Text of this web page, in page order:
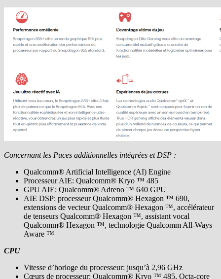
Concernant les Puces additionnelles intégrées et DSP :
Qualcomm® Artificial Intelligence (AI) Engine
Processeur AIE: Qualcomm® Kryo ™ 485
GPU AIE: Qualcomm® Adreno ™ 640 GPU
AIE DSP: processeur Qualcomm® Hexagon ™ 690,
extensions de vecteur Qualcomm® Hexagon ™, accélérateur
de tenseurs Qualcomm® Hexagon ™, assistant vocal
Qualcomm® Hexagon ™, technologie Qualcomm All-Ways
Aware ™
CPU
Vitesse d’horloge du processeur: jusqu’à 2,96 GHz
Cœurs de processeur: Qualcomm® Kryo ™ 485, Octa-core